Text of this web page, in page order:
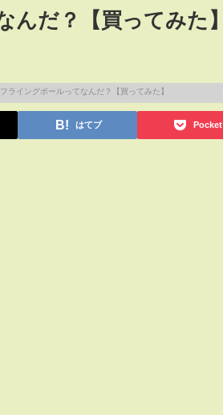
んだ？【買ってみた】
はてブ Pocket